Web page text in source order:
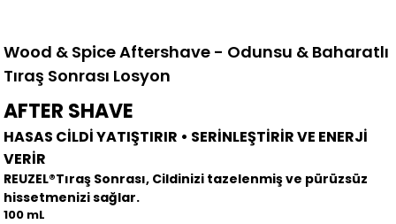
Wood & Spice Aftershave - Odunsu & Baharatlı
Tıraş Sonrası Losyon
AFTER SHAVE
HASAS CİLDİ YATIŞTIRIR • SERİNLEŞTİRİR VE ENERJİ
VERİR
REUZEL®Tıraş Sonrası, Cildinizi tazelenmiş ve pürüzsüz
hissetmenizi sağlar.
100 mL